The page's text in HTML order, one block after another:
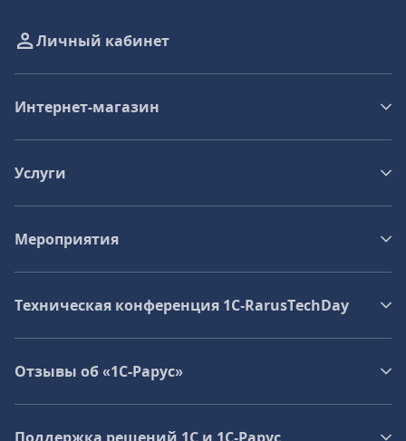
Личный кабинет
Интернет-магазин
Услуги
Мероприятия
Техническая конференция 1C‑RarusTechDay
Отзывы об «1С-Рарус»